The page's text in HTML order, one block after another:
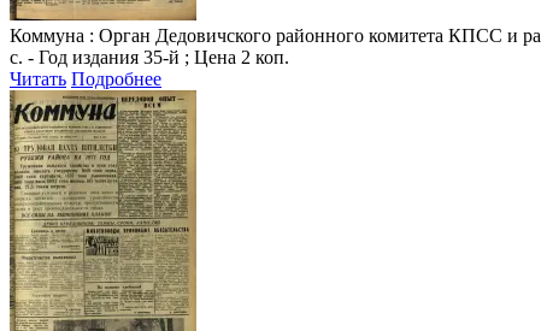
Коммуна : Орган Дедовичского районного комитета КПСС и
с. - Год издания 35-й ; Цена 2 коп.
Читать Подробнее